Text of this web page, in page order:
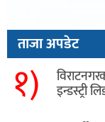
ताजा अपडेट
१) इन्डस्ट्री